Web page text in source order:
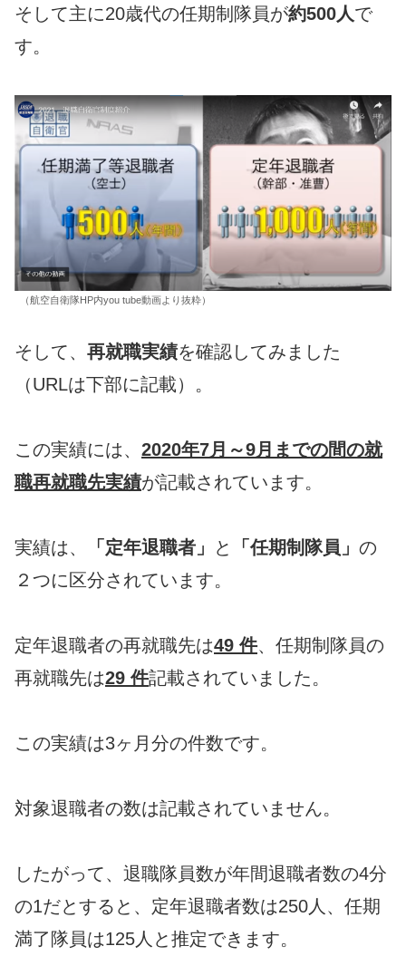
そして主に20歳代の任期制隊員が約500人で
す。
（航空自衛隊HP内you tube動画より抜粋）
そして、 再就職実績を確認してみました
（URLは下部に記載）。
この実績には、 2020年7月～9月までの間の就
職再就職先実績が記載されています。
実績は、 「定年退職者」 と 「任期制隊員」 の
２つに区分されています。
定年退職者の再就職先は49 件、任期制隊員の
再就職先は29 件記載されていました。
この実績は3ヶ月分の件数です。
対象退職者の数は記載されていません。
したがって、退職隊員数が年間退職者数の4分
の1だとすると、定年退職者数は250人、任期
満了隊員は125人と推定できます。